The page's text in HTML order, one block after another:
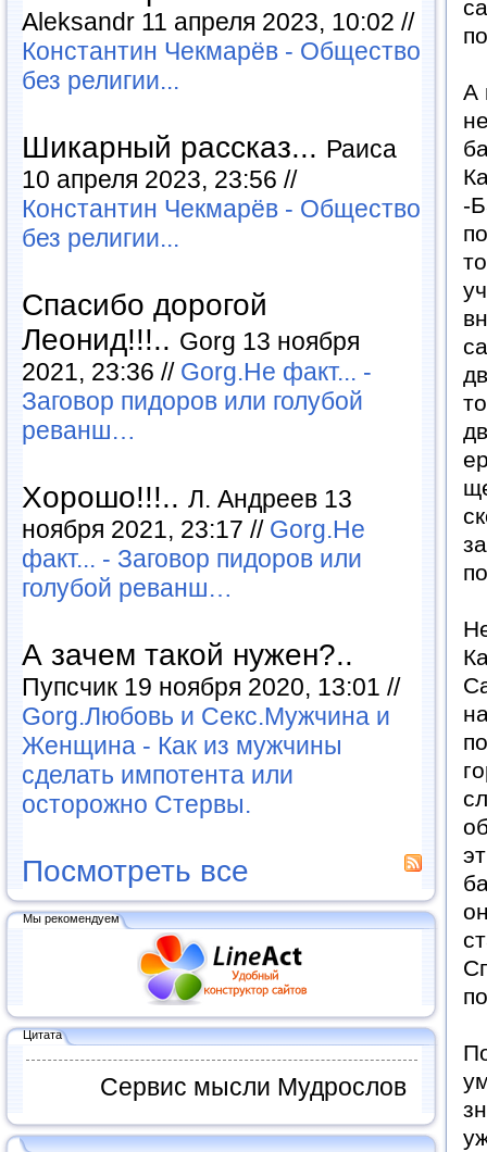
Aleksandr 11 апреля 2023, 10:02 //
Константин Чекмарёв - Общество
без религии...
Шикарный рассказ... Раиса
10 апреля 2023, 23:56 //
Константин Чекмарёв - Общество
без религии...
Спасибо дорогой
Леонид!!!.. Gorg 13 ноября
2021, 23:36 // Gorg.Не факт... -
Заговор пидоров или голубой
реванш…
Хорошо!!!.. Л. Андреев 13
ноября 2021, 23:17 // Gorg.Не
факт... - Заговор пидоров или
голубой реванш…
А зачем такой нужен?..
Пупсчик 19 ноября 2020, 13:01 //
Gorg.Любовь и Секс.Мужчина и
Женщина - Как из мужчины
сделать импотента или
осторожно Стервы.
Посмотреть все
Мы рекомендуем
Цитата
Сервис мысли Мудрослов
А
-